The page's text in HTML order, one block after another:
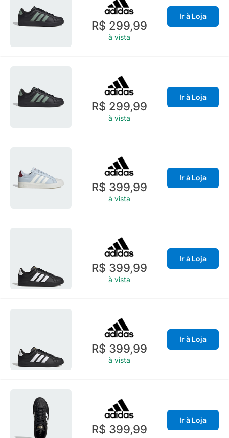
R$ 299,99
à vista
Ir à Loja
R$ 299,99
à vista
Ir à Loja
R$ 399,99
à vista
Ir à Loja
R$ 399,99
à vista
Ir à Loja
R$ 399,99
à vista
Ir à Loja
R$ 399,99
Ir à Loja